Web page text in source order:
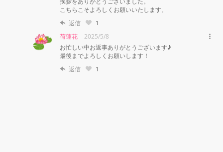
こちらこそよろしくお願いいたします。
返信
1
荷蓮花
2025/5/8
お忙しい中お返事ありがとうございます♪
最後までよろしくお願いします！
返信
1